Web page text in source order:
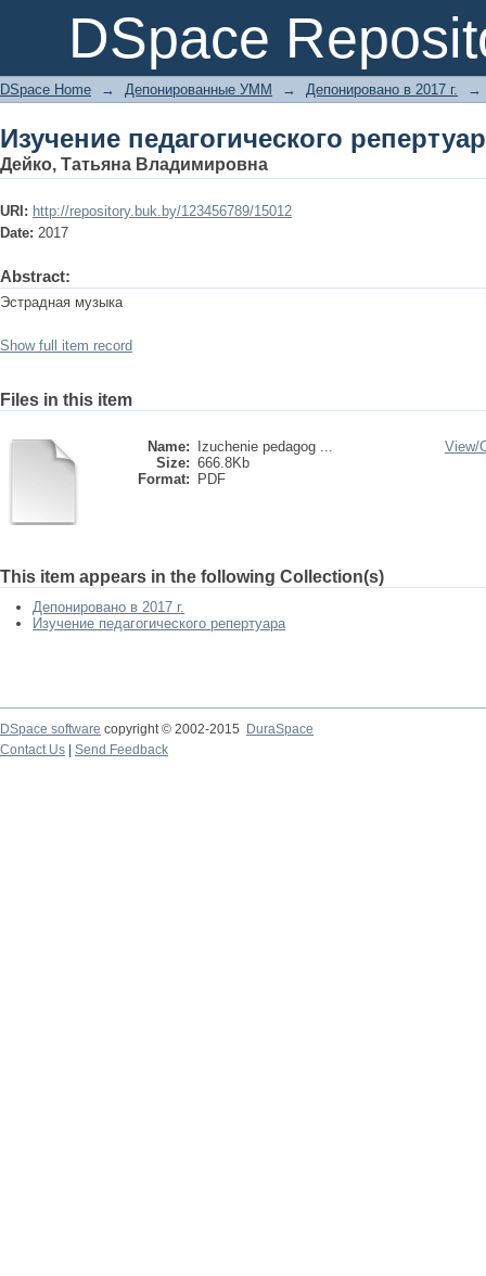
DSpace
Изучение педагогического
DSpace Home → Депонированные УММ → Депонировано в 2017 г. →
Изучение педагогического
Дейко, Татьяна Владимировна
URI: http://repository.buk.by/123456789/15012
Date: 2017
Abstract:
Эстрадная музыка
Show full item record
Files in this item
Name:
Izuchenie pedagog ...
Size: 666.8Kb
Format:
PDF
View/
This item appears in the following Collection(s)
Депонировано в 2017 г.
Изучение педагогического репертуара
DSpace software copyright © 2002-2015
DuraSpace
Contact Us
Send Feedback